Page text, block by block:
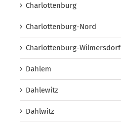
Charlottenburg
Charlottenburg-Nord
Charlottenburg-Wilmersdorf
Dahlem
Dahlewitz
Dahlwitz